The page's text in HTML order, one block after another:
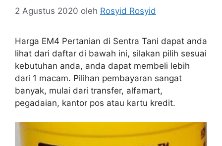
2 Agustus 2020 oleh Rosyid Rosyid
Harga EM4 Pertanian di Sentra Tani dapat anda
lihat dari daftar di bawah ini, silakan pilih sesuai
kebutuhan anda, anda dapat membeli lebih
dari 1 macam. Pilihan pembayaran sangat
banyak, mulai dari transfer, alfamart,
pegadaian, kantor pos atau kartu kredit.